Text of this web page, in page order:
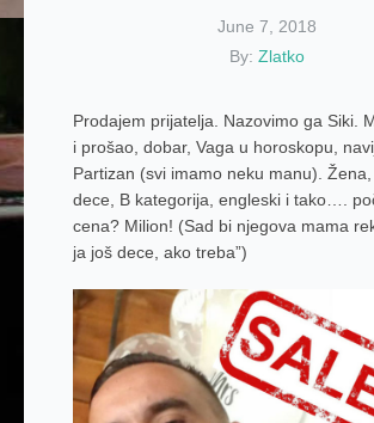
June 7, 2018
By:Zlatko
Prodajem prijatelja. Nazovimo ga Siki.
i prošao, dobar, Vaga u horoskopu,
Partizan (svi imamo neku manu).
dece, B kategorija, engleski i tako….
cena? Milion! (Sad bi njegova mama
ja još dece, ako treba”)